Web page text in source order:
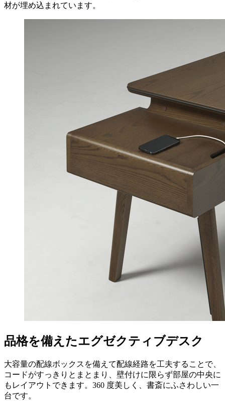
材が埋め込まれています。
品格を備えたエグゼクティブデスク
大容量の配線ボックスを備えて配線経路を工夫することで、
コードがすっきりとまとまり、壁付けに限らず部屋の中央に
もレイアウトできます。360 度美しく、書斎にふさわしい一
台です。